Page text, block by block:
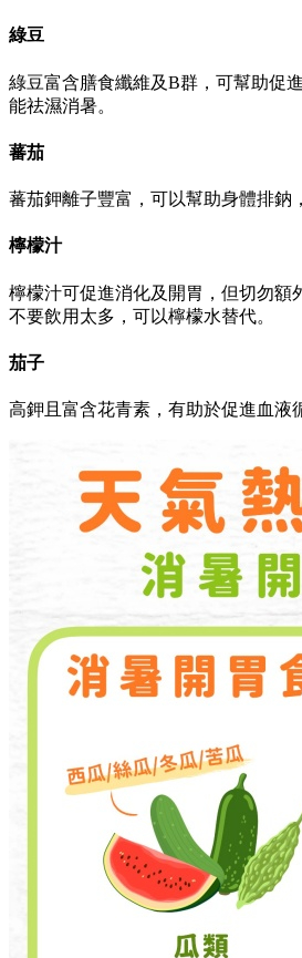
綠豆
綠豆富含膳食纖維及B群，可幫助促
能祛濕消暑。
蕃茄
蕃茄鉀離子豐富，可以幫助身體排鈉
檸檬汁
檸檬汁可促進消化及開胃，但切勿額
不要飲用太多，可以檸檬水替代。
茄子
高鉀且富含花青素，有助於促進血液